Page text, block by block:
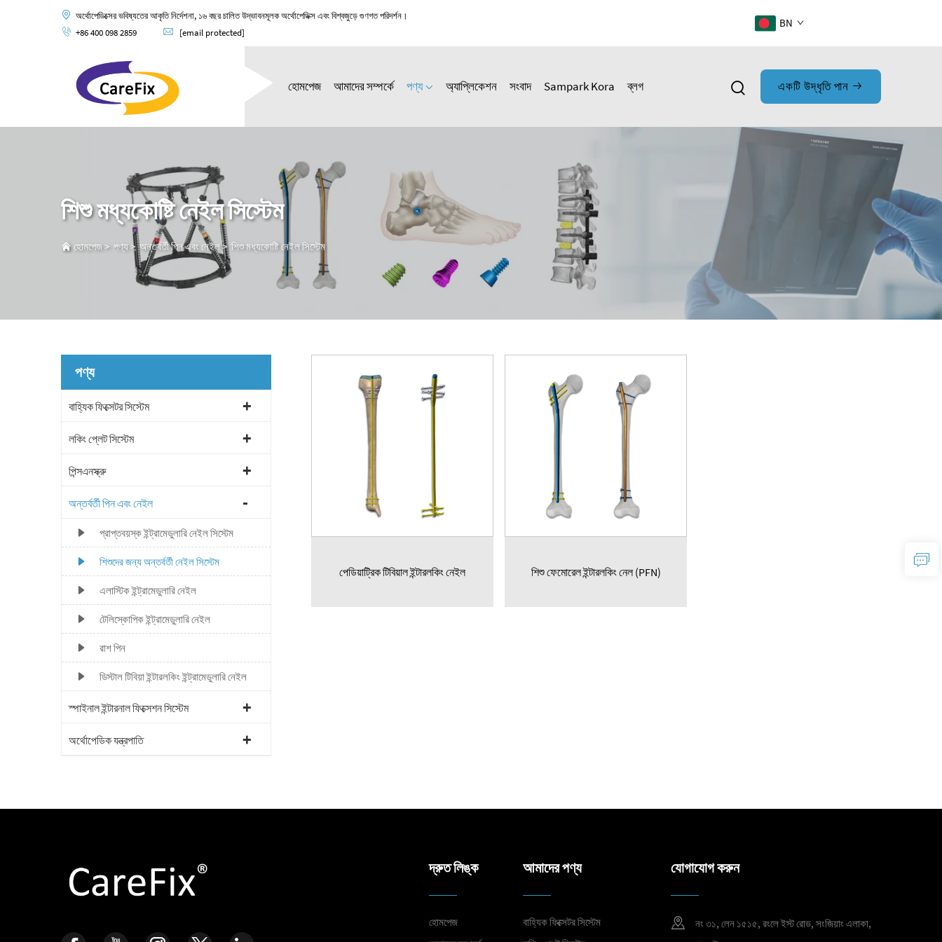
অর্থোপেডিক্সের ভবিষ্যতের আকৃতি নির্দেশনা, ১৬ বছর চালিত উদ্ভাবনমূলক অর্থোপেডিক্স এবং বিশ্বজুড়ে গুণগত পরিদর্শন।
+86 400 098 2859
[email protected]
BN
হোমপেজ আমাদের সম্পর্কে পণ্য অ্যাপ্লিকেশন সংবাদ Sampark Kora ব্লগ একটি উদ্ধৃতি পান
শিশু মধ্যকোষ্টি নেইল সিস্টেম
হোমপেজ> পণ্য>অন্তর্বর্তী পিন এবং নেইল>শিশু মধ্যকোষ্টি নেইল সিস্টেম
পণ্য
বাহ্যিক ফিক্সেটর সিস্টেম
লকিং প্লেট সিস্টেম
পিন্সএনস্ক্রু
অন্তর্বর্তী পিন এবং নেইল
প্রাপ্তবয়স্ক ইন্ট্রামেডুলারি নেইল সিস্টেম
শিশুদের জন্য অন্তর্বর্তী নেইল সিস্টেম
এলাস্টিক ইন্ট্রামেডুলারি নেইল
টেলিস্কোপিক ইন্ট্রামেডুলারি নেইল
রাশ পিন
ডিস্টাল টিবিয়া ইন্টারলকিং ইন্ট্রামেডুলারি নেইল
স্পাইনাল ইন্টারনাল ফিক্সেশন সিস্টেম
অর্থোপেডিক যন্ত্রপাতি
পেডিয়াট্রিক টিবিয়াল ইন্টারলকিং নেইল শিশু ফেমোরেল ইন্টারলকিং নেল (PFN)
দ্রুত লিঙ্ক
হোমপেজ
আমাদের পণ্য
বাহ্যিক ফিক্সেটর সিস্টেম
যোগাযোগ করুন
নং ৩১, লেন ১৫১৫, রংলে ইস্ট রোড, সংজিয়াং এলাকা,